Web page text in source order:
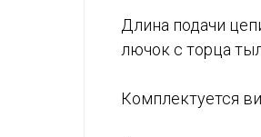
Длина подачи
лючок с торца
Комплектуется